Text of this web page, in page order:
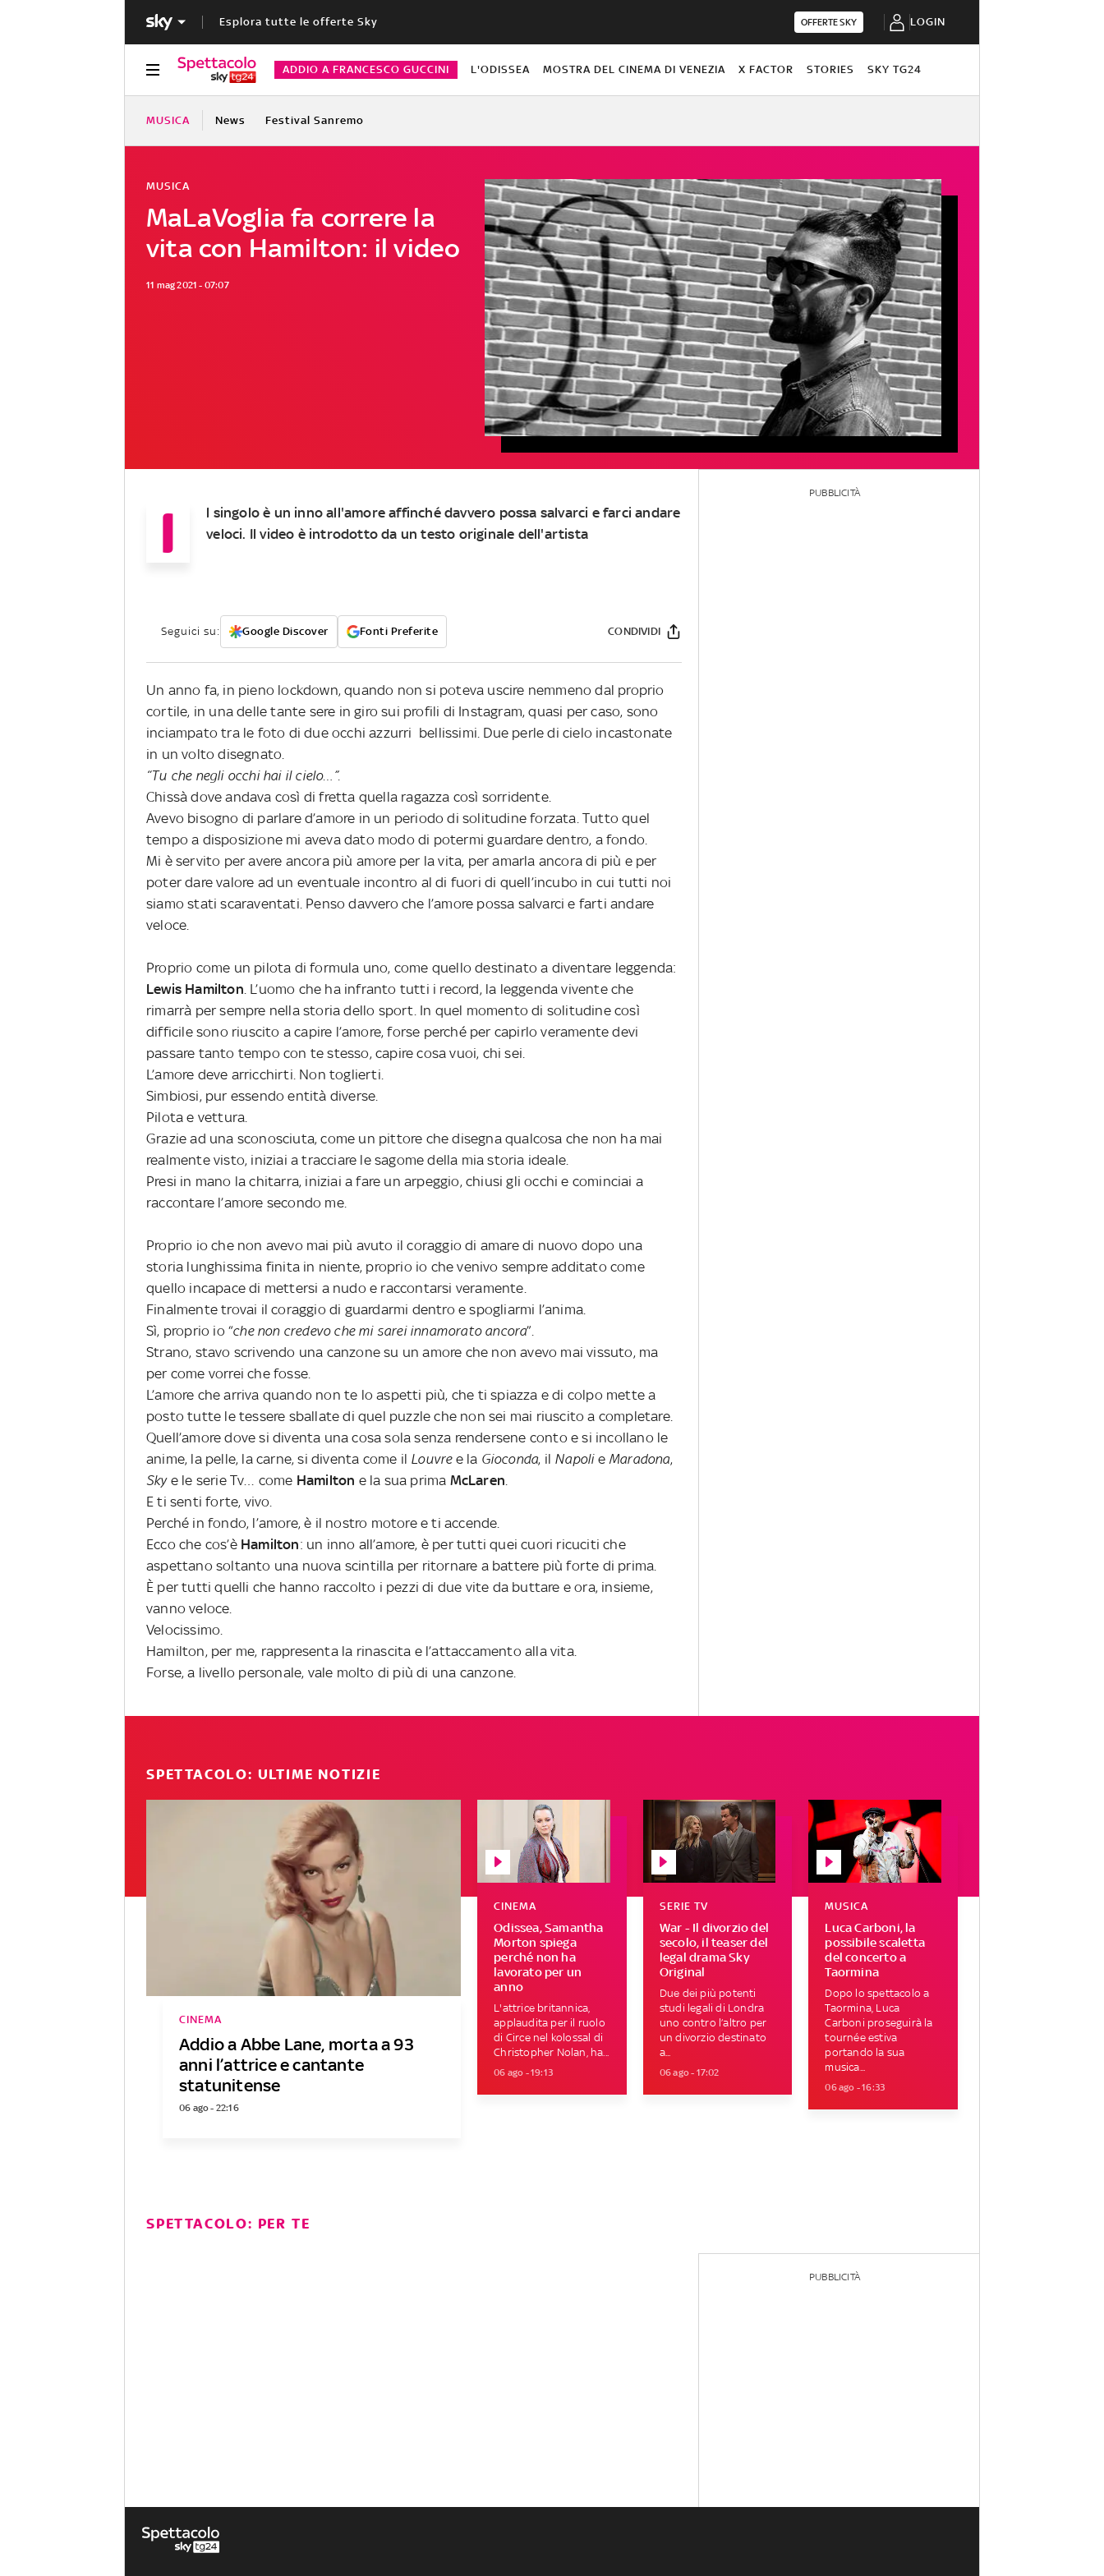
Esplora tutte le offerte Sky OFFERTE SKY LOGIN
ADDIO A FRANCESCO GUCCINI L'ODISSEA MOSTRA DEL CINEMA DI VENEZIA X FACTOR STORIES SKY TG24
MUSICA News Festival Sanremo
MaLaVoglia fa correre la
vita con Hamilton: il video
MUSICA
11 mag 2021 - 07:07
I
l singolo è un inno all'amore affinché davvero possa salvarci e farci andare
veloci. Il video è introdotto da un testo originale dell'artista
Seguici su: Google Discover Fonti Preferite CONDIVIDI
Un anno fa, in pieno lockdown, quando non si poteva uscire nemmeno dal proprio
cortile, in una delle tante sere in giro sui profili di Instagram, quasi per caso, sono
inciampato tra le foto di due occhi azzurri bellissimi. Due perle di cielo incastonate
in un volto disegnato.
“Tu che negli occhi hai il cielo…”.
Chissà dove andava così di fretta quella ragazza così sorridente.
Avevo bisogno di parlare d’amore in un periodo di solitudine forzata. Tutto quel
tempo a disposizione mi aveva dato modo di potermi guardare dentro, a fondo.
Mi è servito per avere ancora più amore per la vita, per amarla ancora di più e per
poter dare valore ad un eventuale incontro al di fuori di quell’incubo in cui tutti noi
siamo stati scaraventati. Penso davvero che l’amore possa salvarci e farti andare
veloce.
Proprio come un pilota di formula uno, come quello destinato a diventare leggenda:
Lewis Hamilton . L’uomo che ha infranto tutti i record, la leggenda vivente che
rimarrà per sempre nella storia dello sport. In quel momento di solitudine così
difficile sono riuscito a capire l’amore, forse perché per capirlo veramente devi
passare tanto tempo con te stesso, capire cosa vuoi, chi sei.
L’amore deve arricchirti. Non toglierti.
Simbiosi, pur essendo entità diverse.
Pilota e vettura.
Grazie ad una sconosciuta, come un pittore che disegna qualcosa che non ha mai
realmente visto, iniziai a tracciare le sagome della mia storia ideale.
Presi in mano la chitarra, iniziai a fare un arpeggio, chiusi gli occhi e cominciai a
raccontare l’amore secondo me.
Proprio io che non avevo mai più avuto il coraggio di amare di nuovo dopo una
storia lunghissima finita in niente, proprio io che venivo sempre additato come
quello incapace di mettersi a nudo e raccontarsi veramente.
Finalmente trovai il coraggio di guardarmi dentro e spogliarmi l’anima.
Sì, proprio io “che non credevo che mi sarei innamorato ancora”.
Strano, stavo scrivendo una canzone su un amore che non avevo mai vissuto, ma
per come vorrei che fosse.
L’amore che arriva quando non te lo aspetti più, che ti spiazza e di colpo mette a
posto tutte le tessere sballate di quel puzzle che non sei mai riuscito a completare.
Quell’amore dove si diventa una cosa sola senza rendersene conto e si incollano le
anime, la pelle, la carne, si diventa come il Louvree la Gioconda, il Napolie Maradona,
Skye le serie Tv… come Hamilton e la sua prima McLaren
E ti senti forte, vivo.
Perché in fondo, l’amore, è il nostro motore e ti accende.
Ecco che cos’è Hamilton: un inno all’amore, è per tutti quei cuori ricuciti che
aspettano soltanto una nuova scintilla per ritornare a battere più forte di prima.
È per tutti quelli che hanno raccolto i pezzi di due vite da buttare e ora, insieme,
vanno veloce.
Velocissimo.
Hamilton, per me, rappresenta la rinascita e l’attaccamento alla vita.
Forse, a livello personale, vale molto di più di una canzone.
PUBBLICITÀ
SPETTACOLO: ULTIME NOTIZIE
Addio a Abbe Lane, morta a 93
anni l’attrice e cantante
statunitense
CINEMA
06 ago - 22:16
Odissea, Samantha
Morton spiega
perché non ha
lavorato per un
anno
CINEMA
L'attrice britannica,
applaudita per il ruolo
di Circe nel kolossal di
Christopher Nolan, ha...
06 ago - 19:13
War - Il divorzio del
secolo, il teaser del
legal drama Sky
Original
SERIE TV
Due dei più potenti
studi legali di Londra
uno contro l’altro per
un divorzio destinato
a...
06 ago - 17:02
Luca Carboni, la
possibile scaletta
del concerto a
Taormina
MUSICA
Dopo lo spettacolo a
Taormina, Luca
Carboni proseguirà la
tournée estiva
portando la sua
musica...
06 ago - 16:33
SPETTACOLO: PER TE
PUBBLICITÀ